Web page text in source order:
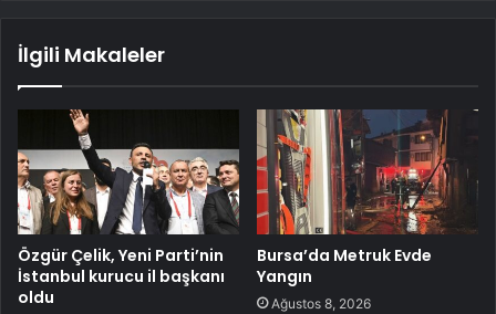
İlgili Makaleler
Özgür Çelik, Yeni Parti’nin
İstanbul kurucu il başkanı
oldu
Bursa’da Metruk Evde
Yangın
Ağustos 8, 2026